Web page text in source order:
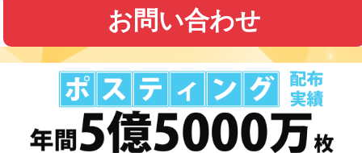
お問い合わせ